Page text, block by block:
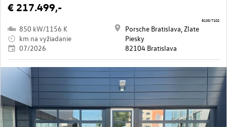
€ 217.499,-
850 kW/1156 K
km na vyžiadanie
07/2026
Porsche Bratislava, Zlate
Piesky
82104 Bratislava
8135/7102